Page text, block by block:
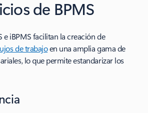
de BPMS
e iBPMS facilitan la creación de
de trabajoen una amplia gama de
lo que permite estandarizar los